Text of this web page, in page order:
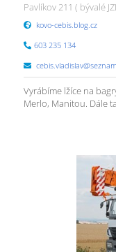
Pavlíkov 211 ( bývalé
kovo-cebis.blog.cz
603 235 134
Vyrábíme lžíce na
Merlo, Manitou. Dále